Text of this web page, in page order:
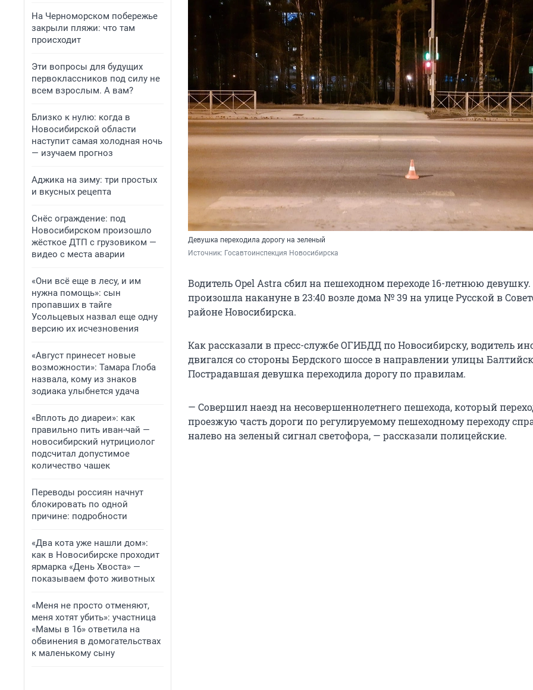
На Черноморском побережье
закрыли пляжи: что там
происходит
Эти вопросы для будущих
первоклассников под силу не
всем взрослым. А вам?
Близко к нулю: когда в
Новосибирской области
наступит самая холодная ночь
— изучаем прогноз
Аджика на зиму: три простых
и вкусных рецепта
Снёс ограждение: под
Новосибирском произошло
жёсткое ДТП с грузовиком —
видео с места аварии
«Они всё еще в лесу, и им
нужна помощь»: сын
пропавших в тайге
Усольцевых назвал еще одну
версию их исчезновения
«Август принесет новые
возможности»: Тамара Глоба
назвала, кому из знаков
зодиака улыбнется удача
«Вплоть до диареи»: как
правильно пить иван-чай —
новосибирский нутрициолог
подсчитал допустимое
количество чашек
Переводы россиян начнут
блокировать по одной
причине: подробности
«Два кота уже нашли дом»:
как в Новосибирске проходит
ярмарка «День Хвоста» —
показываем фото животных
«Меня не просто отменяют,
меня хотят убить»: участница
«Мамы в 16» ответила на
обвинения в домогательствах
к маленькому сыну
Девушка переходила дорогу на зеленый
Источник: Госавтоинспекция Новосибирска
Водитель Opel Astra сбил на пешеходном переходе 16-летнюю
произошла накануне в 23:40 возле дома № 39 на улице Русской в
районе Новосибирска.
Как рассказали в пресс-службе ОГИБДД по Новосибирску, водитель
двигался со стороны Бердского шоссе в направлении улицы
Пострадавшая девушка переходила дорогу по правилам.
— Совершил наезд на несовершеннолетнего пешехода, который
проезжую часть дороги по регулируемому пешеходному переходу
налево на зеленый сигнал светофора, — рассказали полицейские.